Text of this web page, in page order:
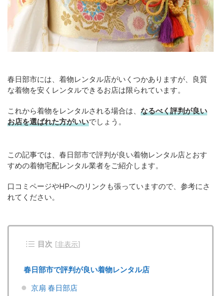
春日部市には、着物レンタル店がいくつかありますが、良質
な着物を安くレンタルできるお店は限られています。
これから着物をレンタルされる場合は、 なるべく評判が良い
お店を選ばれた方がいいでしょう。
この記事では、春日部市で評判が良い着物レンタル店とおす
すめの着物宅配レンタル業者をご紹介します。
口コミページやHPへのリンクも張っていますので、参考にさ
れてください。
目次 [非表示]
春日部市で評判が良い着物レンタル店
京扇 春日部店